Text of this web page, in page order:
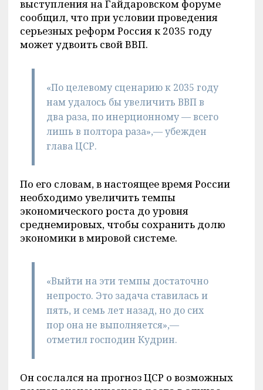
выступления на Гайдаровском форуме
сообщил, что при условии проведения
серьезных реформ Россия к 2035 году
может удвоить свой ВВП.
«По целевому сценарию к 2035 году
нам удалось бы увеличить ВВП в
два раза, по инерционному — всего
лишь в полтора раза»,— убежден
глава ЦСР.
По его словам, в настоящее время России
необходимо увеличить темпы
экономического роста до уровня
среднемировых, чтобы сохранить долю
экономики в мировой системе.
«Выйти на эти темпы достаточно
непросто. Это задача ставилась и
пять, и семь лет назад, но до сих
пор она не выполняется»,—
отметил господин Кудрин.
Он сослался на прогноз ЦСР о возможных